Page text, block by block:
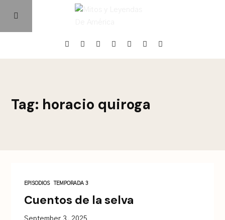
Episodios
Tag: horacio quiroga
EPISODIOS TEMPORADA 3
Cuentos de la selva